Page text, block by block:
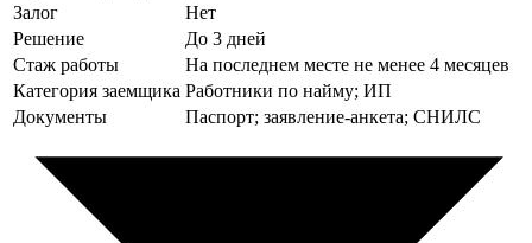
Залог
Нет
Решение
До 3 дней
Стаж работы
На последнем месте не менее 4 месяцев
Категория заемщика Работники по найму; ИП
Документы
Паспорт; заявление-анкета; СНИЛС